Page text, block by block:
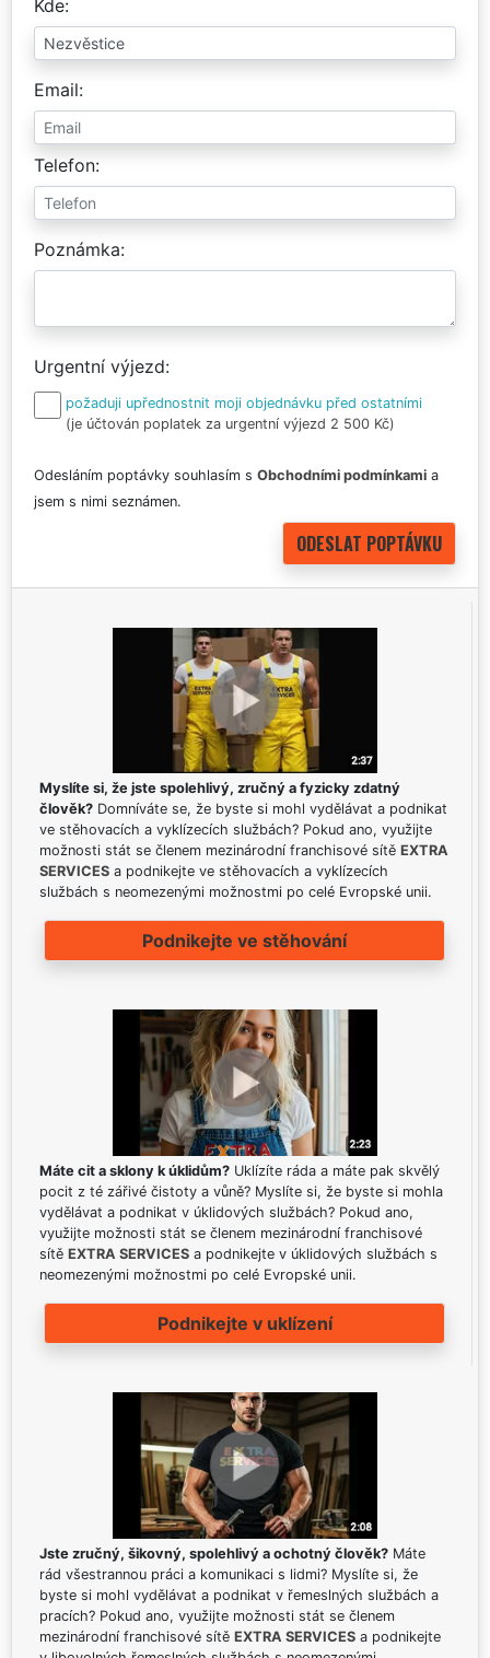
Kde
Email
Telefon
Poznámka
Urgentní výjezd
požaduji upřednostnit moji objednávku před ostatními
(je účtován poplatek za urgentní výjezd 2 500 Kč)
Odesláním poptávky souhlasím s Obchodními podmínkami a
jsem s nimi seznámen.
Myslíte si, že jste spolehlivý, zručný a fyzicky zdatný
člověk? Domníváte se, že byste si mohl vydělávat a podnikat
ve stěhovacích a vyklízecích službách? Pokud ano, využijte
možnosti stát se členem mezinárodní franchisové sítě EXTRA
SERVICES a podnikejte ve stěhovacích a vyklízecích
službách s neomezenými možnostmi po celé Evropské unii.
Podnikejte ve stěhování
Máte cit a sklony k úklidům? Uklízíte ráda a máte pak skvělý
pocit z té zářivé čistoty a vůně? Myslíte si, že byste si mohla
vydělávat a podnikat v úklidových službách? Pokud ano,
využijte možnosti stát se členem mezinárodní franchisové
sítě EXTRA SERVICES a podnikejte v úklidových službách s
neomezenými možnostmi po celé Evropské unii.
Podnikejte v uklízení
Jste zručný, šikovný, spolehlivý a ochotný člověk? Máte
rád všestrannou práci a komunikaci s lidmi? Myslíte si, že
byste si mohl vydělávat a podnikat v řemeslných službách a
pracích? Pokud ano, využijte možnosti stát se členem
mezinárodní franchisové sítě EXTRA SERVICES a podnikejte